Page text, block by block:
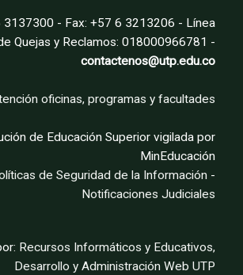
3137300 - Fax: +57 6 3213206 - Línea
Quejas y Reclamos: 018000966781 -
contactenos@utp.edu.co
oficinas, programas y facultades
de Educación Superior vigilada por
MinEducación
de Seguridad de la Información -
Notificaciones Judiciales
Recursos Informáticos y Educativos,
Desarrollo y Administración Web UTP